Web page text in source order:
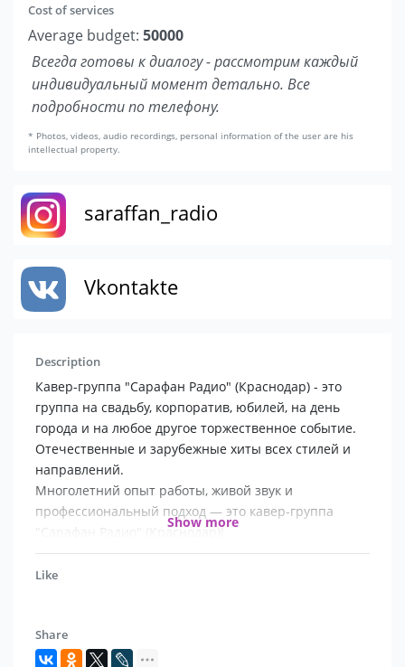
Cost of services
Average budget: 50000
Всегда готовы к диалогу - рассмотрим каждый
индивидуальный момент детально. Все
подробности по телефону.
* Photos, videos, audio recordings, personal information of the user are his
intellectual property.
saraffan_radio
Vkontakte
Description
Кавер-группа "Сарафан Радио" (Краснодар) - это
группа на свадьбу, корпоратив, юбилей, на день
города и на любое другое торжественное событие.
Отечественные и зарубежные хиты всех стилей и
направлений.
Многолетний опыт работы, живой звук и
профессиональный подход — это кавер-группа
"Сарафан Радио" (Краснодар)!
Мы предлагаем несколько типов состава группы.
солистка;
гитарист/солист;
Show more
Like
Share